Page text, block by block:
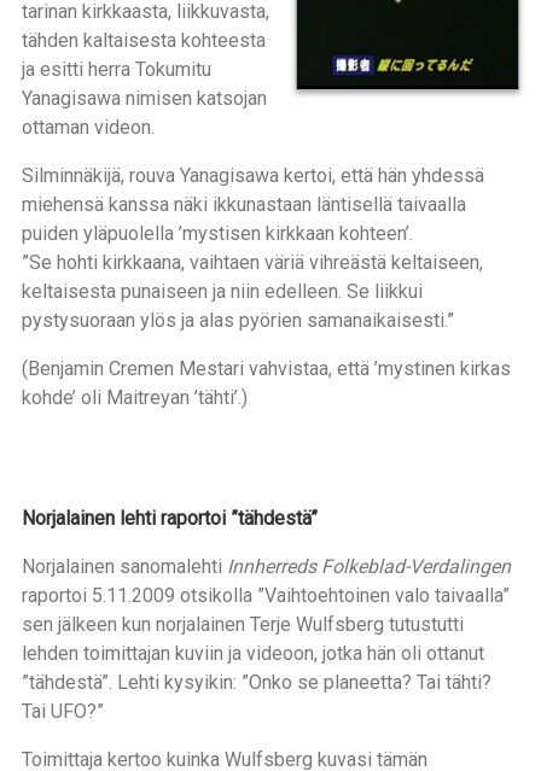
tarinan kirkkaasta, liikkuvasta,
tähden kaltaisesta kohteesta
ja esitti herra Tokumitu
Yanagisawa nimisen katsojan
ottaman videon.
Silminnäkijä, rouva Yanagisawa kertoi, että hän yhdessä
miehensä kanssa näki ikkunastaan läntisellä taivaalla
puiden yläpuolella ’mystisen kirkkaan kohteen’.
”Se hohti kirkkaana, vaihtaen väriä vihreästä keltaiseen,
keltaisesta punaiseen ja niin edelleen. Se liikkui
pystysuoraan ylös ja alas pyörien samanaikaisesti.”
(Benjamin Cremen Mestari vahvistaa, että ’mystinen kirkas
kohde’ oli Maitreyan ’tähti’.)
Norjalainen lehti raportoi ”tähdestä”
Norjalainen sanomalehti Innherreds Folkeblad-Verdalingen
raportoi 5.11.2009 otsikolla ”Vaihtoehtoinen valo taivaalla”
sen jälkeen kun norjalainen Terje Wulfsberg tutustutti
lehden toimittajan kuviin ja videoon, jotka hän oli ottanut
”tähdestä”. Lehti kysyikin: ”Onko se planeetta? Tai tähti?
Tai UFO?”
Toimittaja kertoo kuinka Wulfsberg kuvasi tämän